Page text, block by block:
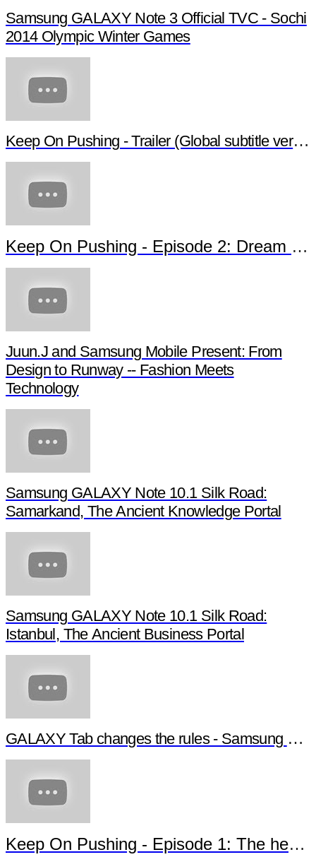
Samsung GALAXY Note 10.1 Silk Road: Xian,
Ancient Portal of Philosophy
Samsung GALAXY Note 3 Official TVC - Sochi
2014 Olympic Winter Games
Keep On Pushing - Trailer (Global subtitle
Keep On Pushing - Episode 2: Dream of
Design to Runway -- Fashion Meets
Technology
Samsung GALAXY Note 10.1 Silk Road:
Samarkand, The Ancient Knowledge Portal
Samsung GALAXY Note 10.1 Silk Road:
Istanbul, The Ancient Business Portal